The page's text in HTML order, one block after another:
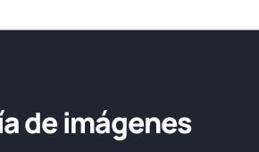
de imágenes